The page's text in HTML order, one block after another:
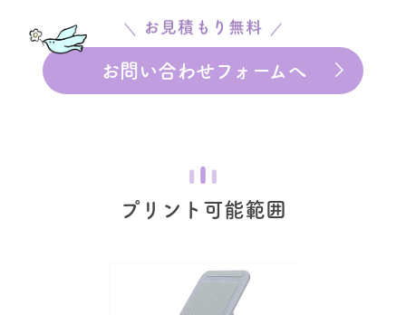
お見積もり無料
お問い合わせフォームへ
プリント可能範囲